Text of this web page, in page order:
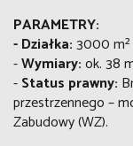
PARAMETRY:
- Działka:3000
-Wymiary:ok. 38
-Status prawny:
przestrzennego –
Zabudowy (WZ).